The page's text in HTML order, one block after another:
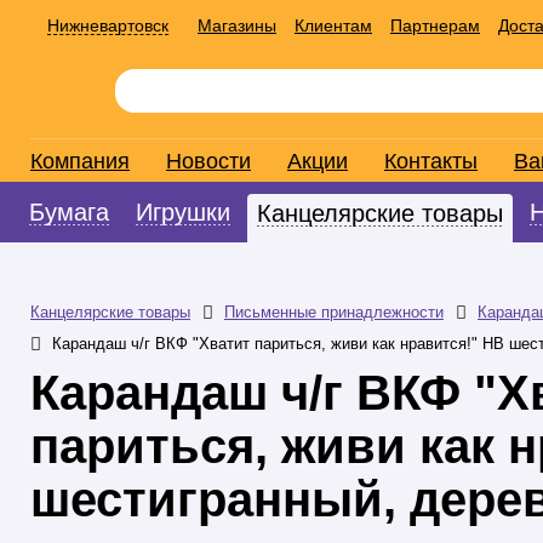
Нижневартовск Магазины Клиентам Партнерам
Компания Новости Акции Контакты
Бумага Игрушки Канцелярские товары
Канцелярские товары Письменные принадлежности
Карандаш ч/г ВКФ "Хватит париться, живи как нравится!" НВ
Карандаш ч/г ВКФ
париться, живи как
шестигранный,